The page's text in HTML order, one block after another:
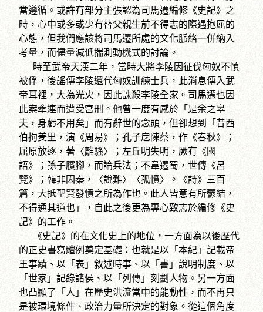
當遵循。或許有部分主張認為司馬遷編修《史記》之
時，心中或多或少有替父親生前不得志的際遇抱屈的
心態，但我們應該將司馬遷所處的文化脈絡一併納入
考量，而儘量減低揣測動機式的討論。
時至武帝天漢二年，當時大將李陵因征伐匈奴不慎
被俘，後謠傳李陵還代匈奴訓練士兵，此消息傳入武
帝耳裡，大為光火，因此誅殺李陵全家。司馬遷也因
此案牽連而遭受宮刑。他曾一度有感於「是余之辠
夫，身虧不用矣」而有辭世的念頭，但卻想到「昔西
伯拘羑里，演《周易》；孔子戹陳蔡，作《春秋》；
屈原放逐，著〈離騷〉；左丘明失明，厥有《國
語》；孫子臏腳，而論兵法；不韋遷蜀，世傳《呂
覽》；韓非囚秦，〈說難〉〈孤憤〉。《詩》三百
篇，大抵聖賢發憤之所為作也。此人皆意有所鬱結，
不得通其道也」，自此之後更為專心致志於編修《史
記》的工作。
《史記》的在文化史上的地位，一方面為以後歷代
的正史書寫體例奠定基礎：也就是以「本紀」記載帝
王事蹟、以「表」敘述時事、以「書」說明制度、以
「世家」記錄諸侯、以「列傳」刻劃人物。另一方面
也凸顯了「人」在歷史洪流當中的能動性，而不再只
是被環境條件、政治力量所決定的對象。從這個角度